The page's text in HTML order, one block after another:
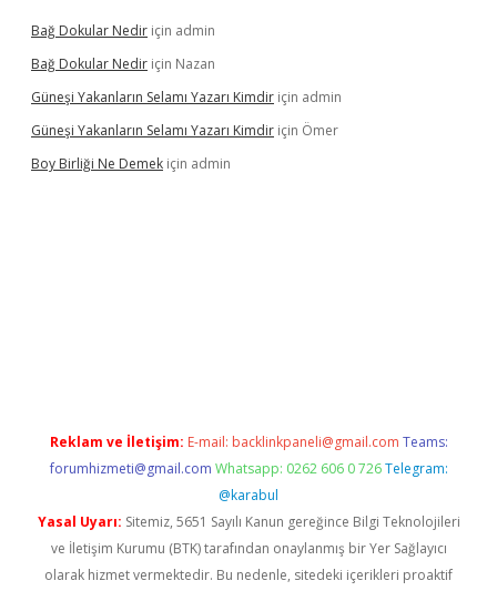
Bağ Dokular Nedir için admin
Bağ Dokular Nedir için Nazan
Güneşi Yakanların Selamı Yazarı Kimdir için admin
Güneşi Yakanların Selamı Yazarı Kimdir için Ömer
Boy Birliği Ne Demek için admin
Reklam ve İletişim: E-mail: backlinkpaneli@gmail.com Teams:
forumhizmeti@gmail.com Whatsapp: 0262 606 0 726 Telegram:
@karabul
Yasal Uyarı: Sitemiz, 5651 Sayılı Kanun gereğince Bilgi Teknolojileri
ve İletişim Kurumu (BTK) tarafından onaylanmış bir Yer Sağlayıcı
olarak hizmet vermektedir. Bu nedenle, sitedeki içerikleri proaktif